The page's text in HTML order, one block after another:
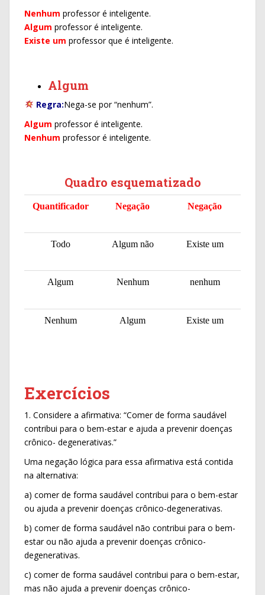
Nenhum professor é inteligente.
Algum professor é inteligente.
Existe um professor que é inteligente.
Algum
Regra:Nega-se por “nenhum”.
Algum professor é inteligente.
Nenhum professor é inteligente.
Quadro esquematizado
Quantificador Negação Negação
Todo Algum não Existe um
Algum Nenhum nenhum
Nenhum Algum Existe um
Exercícios
1. Considere a afirmativa: “Comer de forma saudável
contribui para o bem-estar e ajuda a prevenir doenças
crônico- degenerativas.”
Uma negação lógica para essa afirmativa está contida
na alternativa:
a) comer de forma saudável contribui para o bem-estar
ou ajuda a prevenir doenças crônico-degenerativas.
b) comer de forma saudável não contribui para o bem-
estar ou não ajuda a prevenir doenças crônico-
degenerativas.
c) comer de forma saudável contribui para o bem-estar,
mas não ajuda a prevenir doenças crônico-